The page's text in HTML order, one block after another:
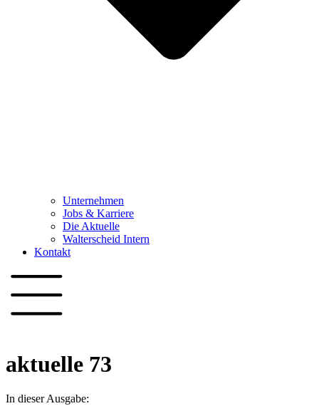
Unternehmen
Jobs & Karriere
Die Aktuelle
Walterscheid Intern
Kontakt
aktuelle 73
In dieser Ausgabe: